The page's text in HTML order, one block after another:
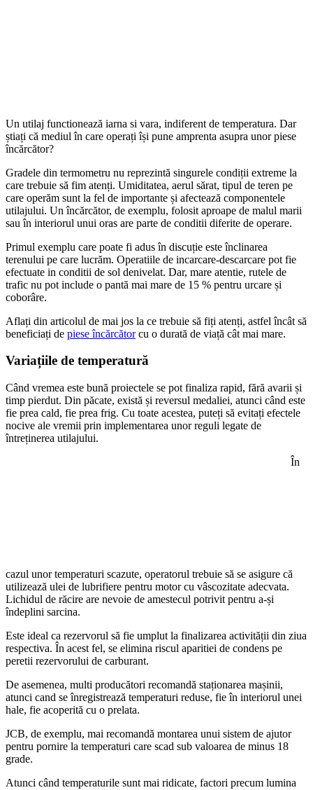
Un utilaj functionează iarna si vara, indiferent de temperatura. Dar
știați că mediul în care operați își pune amprenta asupra unor piese
încărcător?
Gradele din termometru nu reprezintă singurele condiții extreme la
care trebuie să fim atenți. Umiditatea, aerul sărat, tipul de teren pe
care operăm sunt la fel de importante și afectează componentele
utilajului. Un încărcător, de exemplu, folosit aproape de malul marii
sau în interiorul unui oras are parte de conditii diferite de operare.
Primul exemplu care poate fi adus în discuție este înclinarea
terenului pe care lucrăm. Operatiile de incarcare-descarcare pot fie
efectuate in conditii de sol denivelat. Dar, mare atentie, rutele de
trafic nu pot include o pantă mai mare de 15 % pentru urcare și
coborâre.
Aflați din articolul de mai jos la ce trebuie să fiți atenți, astfel încât să
beneficiați de piese încărcătorcu o durată de viață cât mai mare.
Variațiile de temperatură
Când vremea este bună proiectele se pot finaliza rapid, fără avarii și
timp pierdut. Din păcate, există și reversul medaliei, atunci când este
fie prea cald, fie prea frig. Cu toate acestea, puteți să evitați efectele
nocive ale vremii prin implementarea unor reguli legate de
întreținerea utilajului.
În
cazul unor temperaturi scazute, operatorul trebuie să se asigure că
utilizează ulei de lubrifiere pentru motor cu vâscozitate adecvata.
Lichidul de răcire are nevoie de amestecul potrivit pentru a-și
îndeplini sarcina.
Este ideal ca rezervorul să fie umplut la finalizarea activității din ziua
respectiva. În acest fel, se elimina riscul aparitiei de condens pe
peretii rezervorului de carburant.
De asemenea, multi producători recomandă staționarea mașinii,
atunci cand se înregistrează temperaturi reduse, fie în interiorul unei
hale, fie acoperită cu o prelata.
JCB, de exemplu, mai recomandă montarea unui sistem de ajutor
pentru pornire la temperaturi care scad sub valoarea de minus 18
grade.
Atunci când temperaturile sunt mai ridicate, factori precum lumina